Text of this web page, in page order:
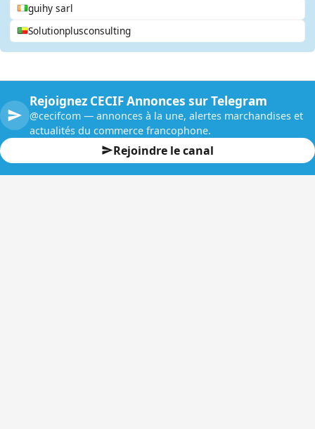
guihy sarl
Solutionplusconsulting
Rejoignez CECIF Annonces sur Telegram
@cecifcom — annonces à la une, alertes marchandises et
actualités du commerce francophone.
Rejoindre le canal